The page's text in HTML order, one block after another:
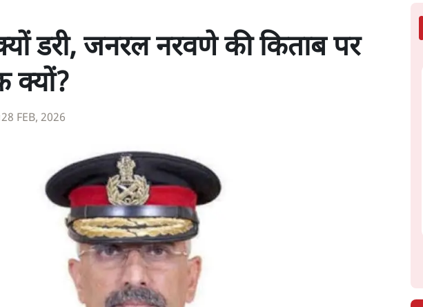
डरी, जनरल नरवणे की किताब पर
क्यों?
28 FEB, 2026